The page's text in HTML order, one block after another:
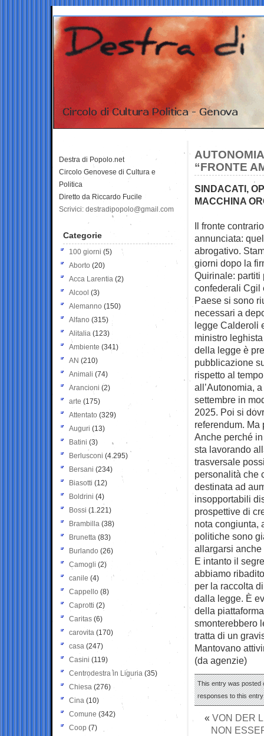
“FRONTE
SINDACATI,
MACCHINA
Il fronte
annunciata:
abrogativo.
giorni dopo la
Quirinale:
confederali Cgil
Paese si sono
necessari a
legge Calderoli
ministro
della legge è
pubblicazione
rispetto al
all’Autonomia,
settembre in
2025. Poi si
referendum. Ma
Anche perché
sta lavorando
trasversale
personalità che
destinata ad
insopportabili
prospettive di
nota congiunta,
politiche sono
allargarsi anche
E intanto il
abbiamo
per la raccolta
dalla legge. È
della
smonterebbero
tratta di un
Mantovano
(da agenzie)
This entry was posted
responses to this
« VON DER
NON
Destra di Popolo.net
Circolo Genovese di Cultura e
Politica
Diretto da Riccardo Fucile
Scrivici: destradipopolo@gmail.com
Categorie
100 giorni (5)
Aborto (20)
Acca Larentia (2)
Alcool (3)
Alemanno (150)
Alfano (315)
Alitalia (123)
Ambiente (341)
AN (210)
Animali (74)
Arancioni (2)
arte (175)
Attentato (329)
Auguri (13)
Batini (3)
Berlusconi (4.295)
Bersani (234)
Biasotti (12)
Boldrini (4)
Bossi (1.221)
Brambilla (38)
Brunetta (83)
Burlando (26)
Camogli (2)
canile (4)
Cappello (8)
Caprotti (2)
Caritas (6)
carovita (170)
casa (247)
Casini (119)
Centrodestra in Liguria (35)
Chiesa (276)
Cina (10)
Comune (342)
Coop (7)